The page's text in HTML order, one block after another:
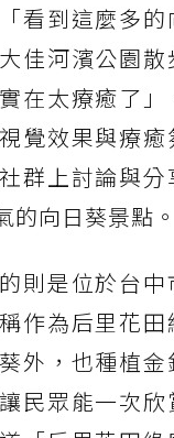
看到這麼多
佳河濱公園
在太療癒了
覺效果與療癒
群上討論與
的向日葵景點。
則是位於台
作為后里花
外，也種植
民眾能一次欣